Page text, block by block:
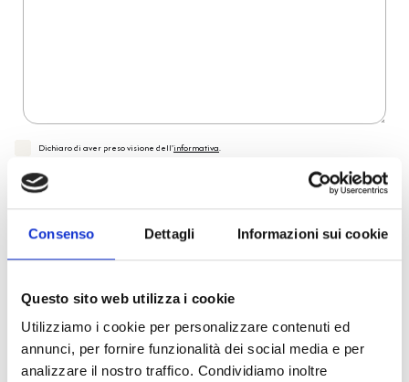
Consenso Dettagli Informazioni sui cookie
Questo sito web utilizza i cookie
Utilizziamo i cookie per personalizzare contenuti ed
annunci, per fornire funzionalità dei social media e per
analizzare il nostro traffico. Condividiamo inoltre
Dichiaro di aver preso visione dell'informativa.
autorizzo al trattamento dei miei dati personali
* Campi obbligatori
Invia richiesta
Reso facile e veloce
PRONTA consegna